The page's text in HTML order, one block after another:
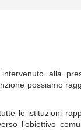
alla
possiamo
le istituzioni
l’obiettivo